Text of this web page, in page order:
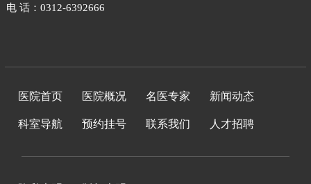
电 话：0312-6392666
医院首页 医院概况 名医专家 新闻动态
科室导航 预约挂号 联系我们 人才招聘